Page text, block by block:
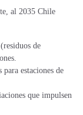
al 2035 Chile
de
estaciones de
que impulsen